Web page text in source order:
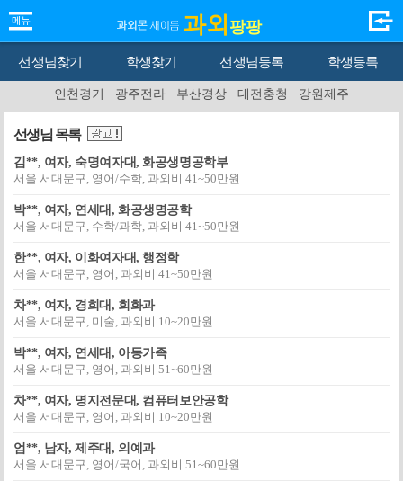
과외 팡팡
선생님찾기 학생찾기 선생님등록 학생등록
인천경기 광주전라 부산경상 대전충청 강원제주
선생님 목록
김**, 여자, 숙명여자대, 화공생명공학부
서울 서대문구, 영어/수학, 과외비 41~50만원
박**, 여자, 연세대, 화공생명공학
서울 서대문구, 수학/과학, 과외비 41~50만원
한**, 여자, 이화여자대, 행정학
서울 서대문구, 영어, 과외비 41~50만원
차**, 여자, 경희대, 회화과
서울 서대문구, 미술, 과외비 10~20만원
박**, 여자, 연세대, 아동가족
서울 서대문구, 영어, 과외비 51~60만원
차**, 여자, 명지전문대, 컴퓨터보안공학
서울 서대문구, 영어, 과외비 10~20만원
엄**, 남자, 제주대, 의예과
서울 서대문구, 영어/국어, 과외비 51~60만원